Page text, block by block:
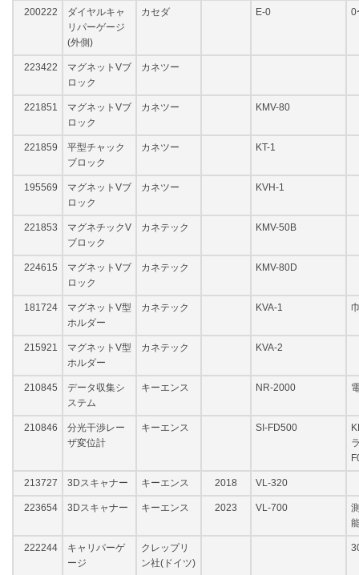
200222
ダイヤルキャ
リパーゲージ
(外側)
カセダ E-0 0
223422
マグネットVブ
ロック
カネツー
221851
マグネットVブ
ロック
カネツー KMV-80
221859
平型チャック
ブロック
カネツー KT-1
195569
マグネットVブ
ロック
カネツー KVH-1
221853
マグネチックV
ブロック
カネテック KMV-50B
224615
マグネットVブ
ロック
カネテック KMV-80D
181724
マグネットV型
ホルダー
カネテック KVA-1
215921
マグネットV型
ホルダー
カネテック KVA-2
210845
データ収集シ
ステム
キーエンス NR-2000
210846
分光干渉レー
ザ変位計
キーエンス SI-FD500
213727 3Dスキャナー キーエンス 2018 VL-320
223654 3Dスキャナー キーエンス 2023 VL-700
222244
キャリパーゲ
ージ
クレップリ
ン社(ドイツ)